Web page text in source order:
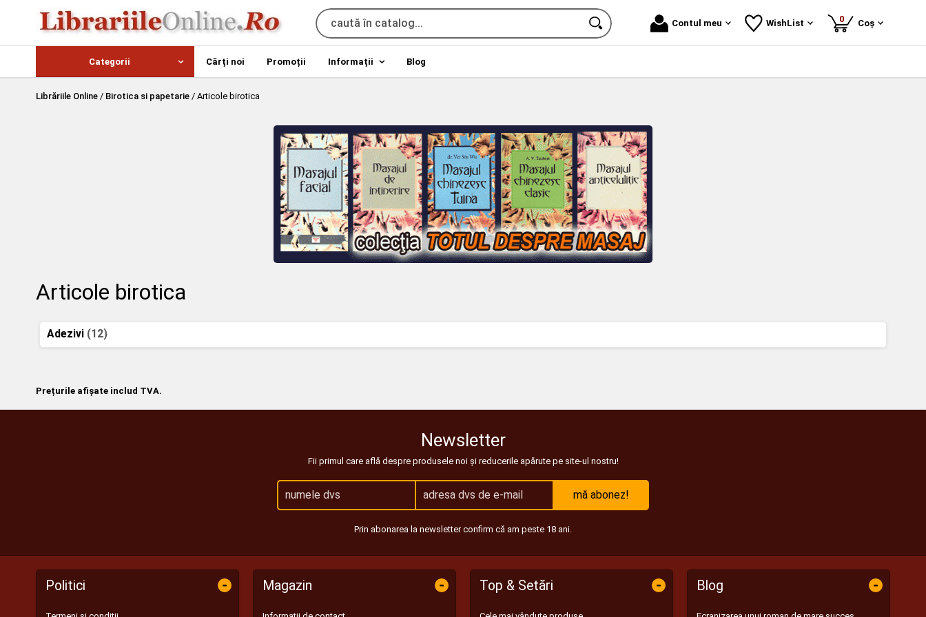
Contul meu WishList 0produse
Coș
Categorii Cărți noi Promoții Informații Blog
Librăriile Online / Birotica si papetarie / Articole birotica
Articole birotica
Adezivi (12)
Prețurile afișate includ TVA.
Newsletter
Fii primul care află despre produsele noi și reducerile apărute pe site-ul nostru!
mă abonez!
Prin abonarea la newsletter confirm că am peste 18 ani.
Politici - Magazin - Top & Setări - Blog -